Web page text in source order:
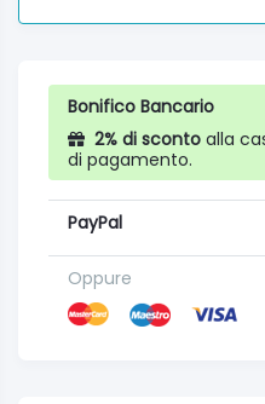
Bonifico Bancario
2% di sconto alla
di pagamento.
PayPal
Oppure